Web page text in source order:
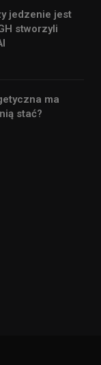
jedzenie jest
stworzyli
ma
stać?